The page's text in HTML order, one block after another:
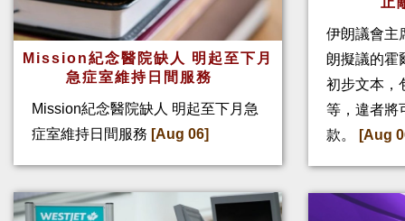
Mission紀念醫院缺人 明起至下月
急症室維持日間服務
Mission紀念醫院缺人 明起至下月急
症室維持日間服務 [Aug 06]
伊朗議會主
朗擬議的霍
初步文本，
等，違者將
款。
[Aug